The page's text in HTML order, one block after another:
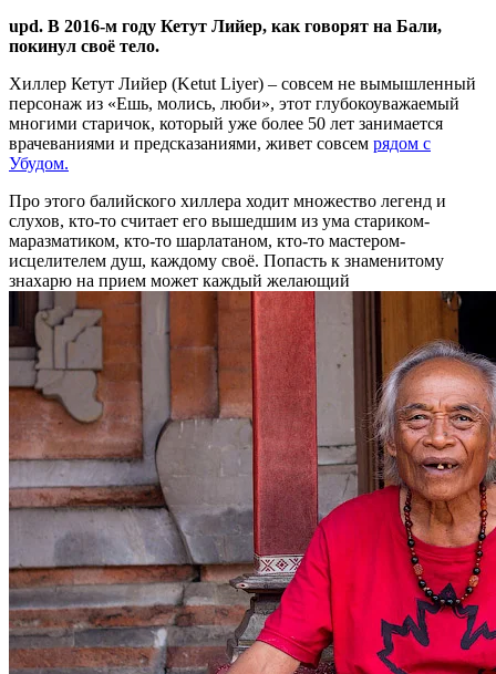
upd. В 2016-м году Кетут Лийер, как говорят на Бали,
покинул своё тело.
Хиллер Кетут Лийер (Ketut Liyer) – совсем не вымышленный
персонаж из «Ешь, молись, люби», этот глубокоуважаемый
многими старичок, который уже более 50 лет занимается
врачеваниями и предсказаниями, живет совсем рядом с
Убудом.
Про этого балийского хиллера ходит множество легенд и
слухов, кто-то считает его вышедшим из ума стариком-
маразматиком, кто-то шарлатаном, кто-то мастером-
исцелителем душ, каждому своё. Попасть к знаменитому
знахарю на прием может каждый желающий